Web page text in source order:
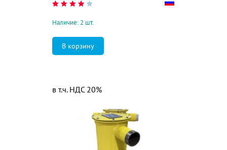
Наличие: 2 шт.
в т.ч. НДС 20%